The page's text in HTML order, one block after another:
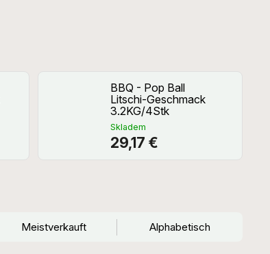
BBQ - Pop Ball
Litschi-Geschmack
3.2KG/4Stk
Skladem
29,17 €
Meistverkauft Alphabetisch